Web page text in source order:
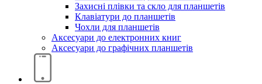
Захисні плівки та скло для планшетів
Клавіатури до планшетів
Чохли для планшетів
Аксесуари до електронних книг
Аксесуари дo графічних планшетів